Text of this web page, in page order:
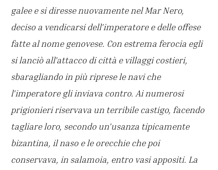
galee e si diresse nuovamente nel Mar Nero,
deciso a vendicarsi dell'imperatore e delle offese
fatte al nome genovese. Con estrema ferocia egli
si lanciò all'attacco di città e villaggi costieri,
sbaragliando in più riprese le navi che
l'imperatore gli inviava contro. Ai numerosi
prigionieri riservava un terribile castigo, facendo
tagliare loro, secondo un'usanza tipicamente
bizantina, il naso e le orecchie che poi
conservava, in salamoia, entro vasi appositi. La